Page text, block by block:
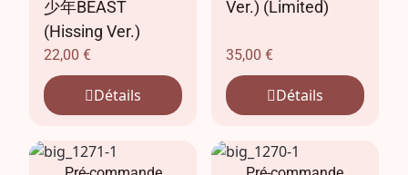
少年BEAST
(Hissing Ver.)
22,00€
Détails
Ver.) (Limited)
35,00 €
Détails